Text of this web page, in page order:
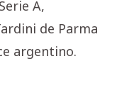
A,
de Parma
argentino.